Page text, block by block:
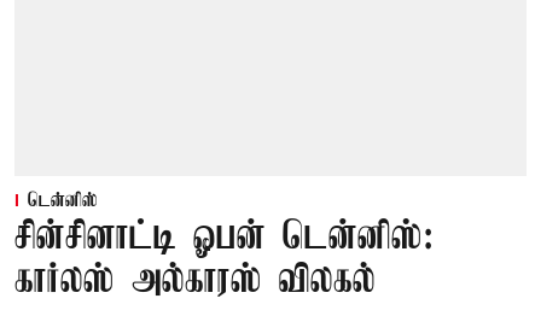
டென்னிஸ்
சின்சினாட்டி ஓபன் டென்னிஸ்:
கார்லஸ் அல்காரஸ் விலகல்